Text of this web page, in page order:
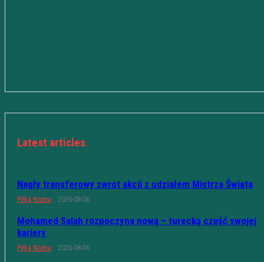
Latest articles
Nagły transferowy zwrot akcji z udziałem Mistrza Świata
Piłka Nożna 2026-08-06
Mohamed Salah rozpoczyna nową – turecką część swojej
kariery
Piłka Nożna 2026-08-06